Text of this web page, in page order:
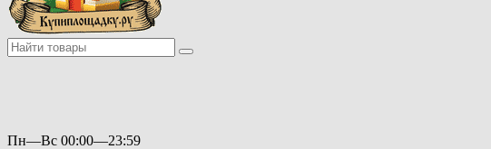
Пн—Вс 00:00—23:59